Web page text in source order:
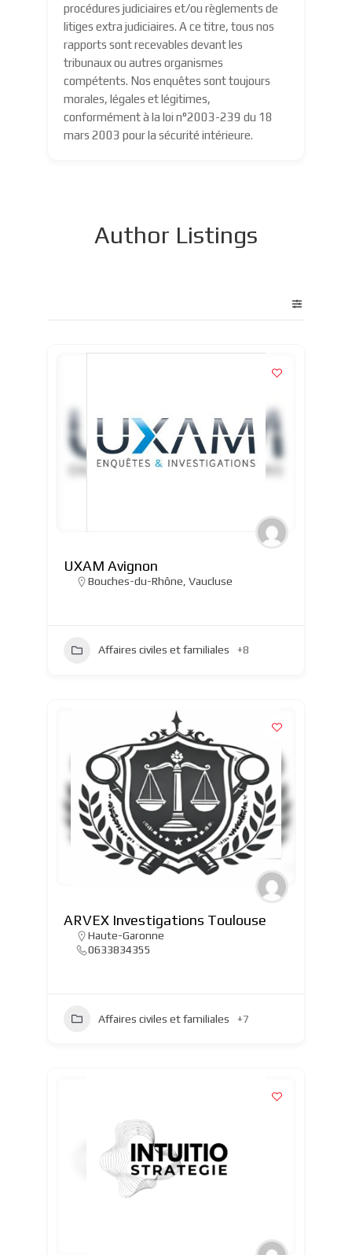
procédures judiciaires et/ou règlements de
litiges extra judiciaires. A ce titre, tous nos
rapports sont recevables devant les
tribunaux ou autres organismes
compétents. Nos enquêtes sont toujours
morales, légales et légitimes,
conformément à la loi n°2003-239 du 18
mars 2003 pour la sécurité intérieure.
Author Listings
UXAM Avignon
Bouches-du-Rhône Vaucluse
Affaires civiles et familiales +8
ARVEX Investigations Toulouse
Haute-Garonne
0633834355
Affaires civiles et familiales +7